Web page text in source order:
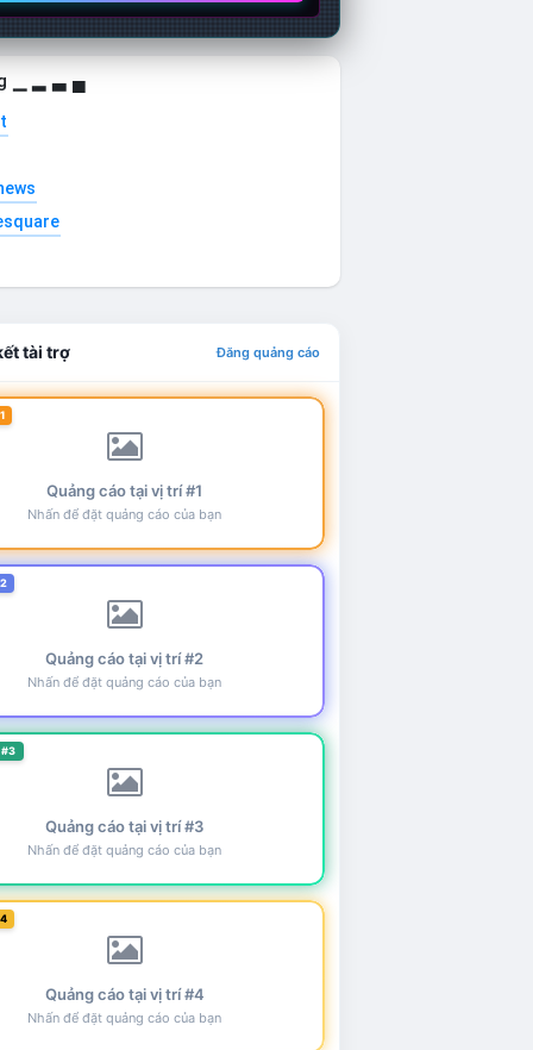
▁ ▂ ▃ ▄
tài trợ Đăng quảng cáo
Quảng cáo tại vị trí #1
Nhấn để đặt quảng cáo của bạn
Quảng cáo tại vị trí #2
Nhấn để đặt quảng cáo của bạn
Quảng cáo tại vị trí #3
Nhấn để đặt quảng cáo của bạn
Quảng cáo tại vị trí #4
Nhấn để đặt quảng cáo của bạn